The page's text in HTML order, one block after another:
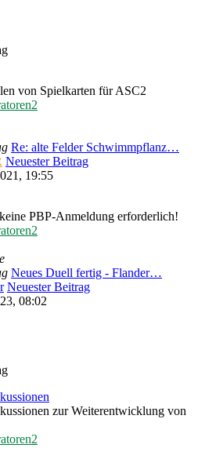
von Spielkarten für ASC2
Re: alte Felder Schwimmpflanz…
Neuester Beitrag
19:55
PBP-Anmeldung erforderlich!
Neues Duell fertig - Flander…
Neuester Beitrag
08:02
zur Weiterentwicklung von